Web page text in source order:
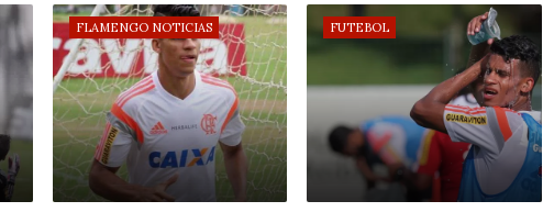
FLAMENGO NOTICIAS FUTEBOL